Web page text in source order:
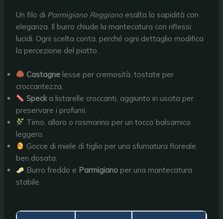
Un filo di Parmigiano Reggiano esalta la sapidità con
eleganza. Il burro chiude la mantecatura con riflessi
lucidi. Ogni scelta conta, perché ogni dettaglio modifica
la percezione del piatto.
Castagne lesse per cremosità, tostate per
croccantezza.
Specka listarelle croccanti, aggiunto in uscita per
preservare i profumi.
Timo, alloro o rosmarino per un tocco balsamico
leggero.
Gocce di miele di tiglio per una sfumatura floreale
ben dosata.
Burro freddo e Parmigiano per una mantecatura
stabile.